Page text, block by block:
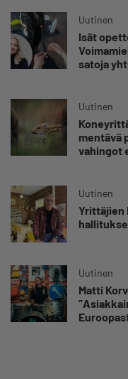
Uutinen
Isät
satoja
Uutinen
mentävä
vahingot
Uutinen
Yrittäjien
Uutinen
Matti